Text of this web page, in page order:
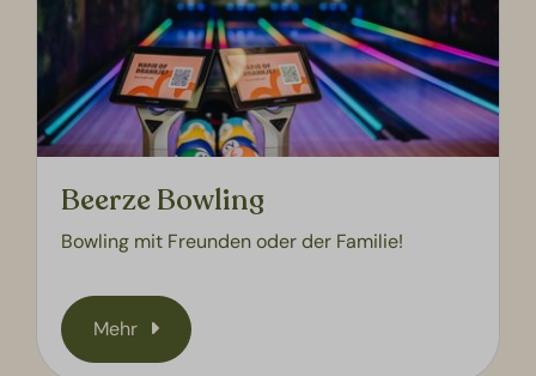
Beerze Bowling
Bowling mit Freunden oder der Familie!
Mehr